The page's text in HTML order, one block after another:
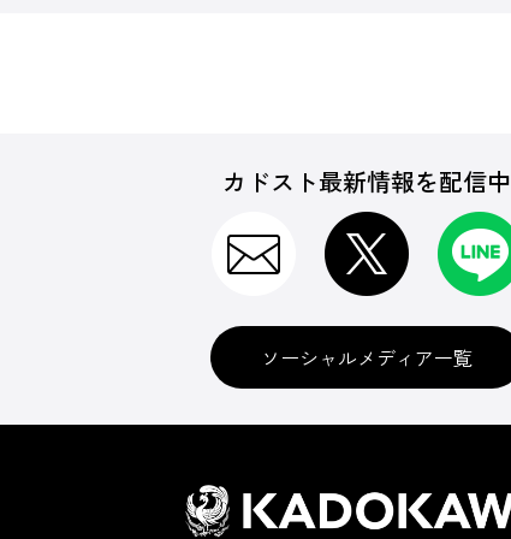
カドスト最新情報を配信中
ソーシャルメディア一覧